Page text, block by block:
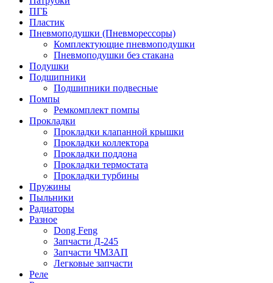
ПГБ
Пластик
Пневмоподушки (Пневморессоры)
Комплектующие пневмоподушки
Пневмоподушки без стакана
Подушки
Подшипники
Подшипники подвесные
Помпы
Ремкомплект помпы
Прокладки
Прокладки клапанной крышки
Прокладки коллектора
Прокладки поддона
Прокладки термостата
Прокладки турбины
Пружины
Пыльники
Радиаторы
Разное
Dong Feng
Запчасти Д-245
Запчасти ЧМЗАП
Легковые запчасти
Реле